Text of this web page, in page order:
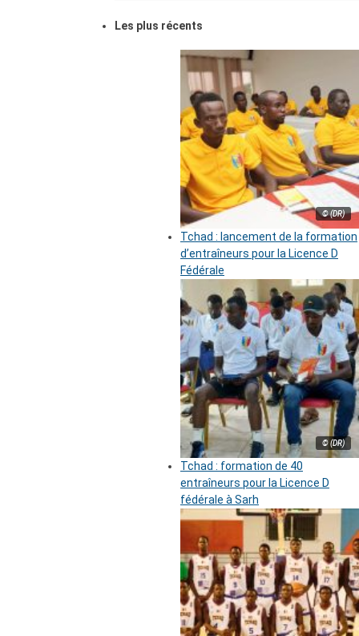
Les plus récents
© (DR)
Tchad : lancement de la formation
d’entraîneurs pour la Licence D
Fédérale
© (DR)
Tchad : formation de 40
entraîneurs pour la Licence D
fédérale à Sarh